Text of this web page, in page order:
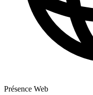
Présence Web